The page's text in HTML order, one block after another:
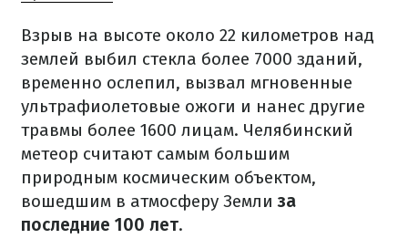
Взрыв на высоте около 22 километров над
землей выбил стекла более 7000 зданий,
временно ослепил, вызвал мгновенные
ультрафиолетовые ожоги и нанес другие
травмы более 1600 лицам. Челябинский
метеор считают самым большим
природным космическим объектом,
вошедшим в атмосферу Земли за
последние 100 лет.